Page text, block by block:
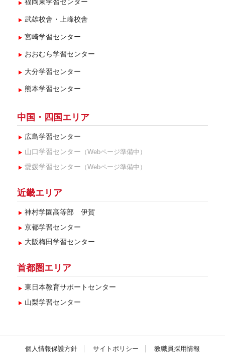
2025年4月(5)
2025年3月(5)
2025年2月(3)
2025年1月(2)
2024年12月(6)
2024年11月(5)
2024年10月(3)
2024年8月(1)
2024年7月(3)
2024年5月(1)
2024年4月(5)
2024年1月(5)
2023年12月(4)
2023年11月(3)
福岡東学習センター
武雄校舎・上峰校舎
宮崎学習センター
おおむら学習センター
大分学習センター
熊本学習センター
中国・四国エリア
広島学習センター
山口学習センター （Webページ準備中）
愛媛学習センター （Webページ準備中）
近畿エリア
神村学園高等部 伊賀
京都学習センター
大阪梅田学習センター
首都圏エリア
東日本教育サポートセンター
山梨学習センター
個人情報保護方針 サイトポリシー 教職員採用情報